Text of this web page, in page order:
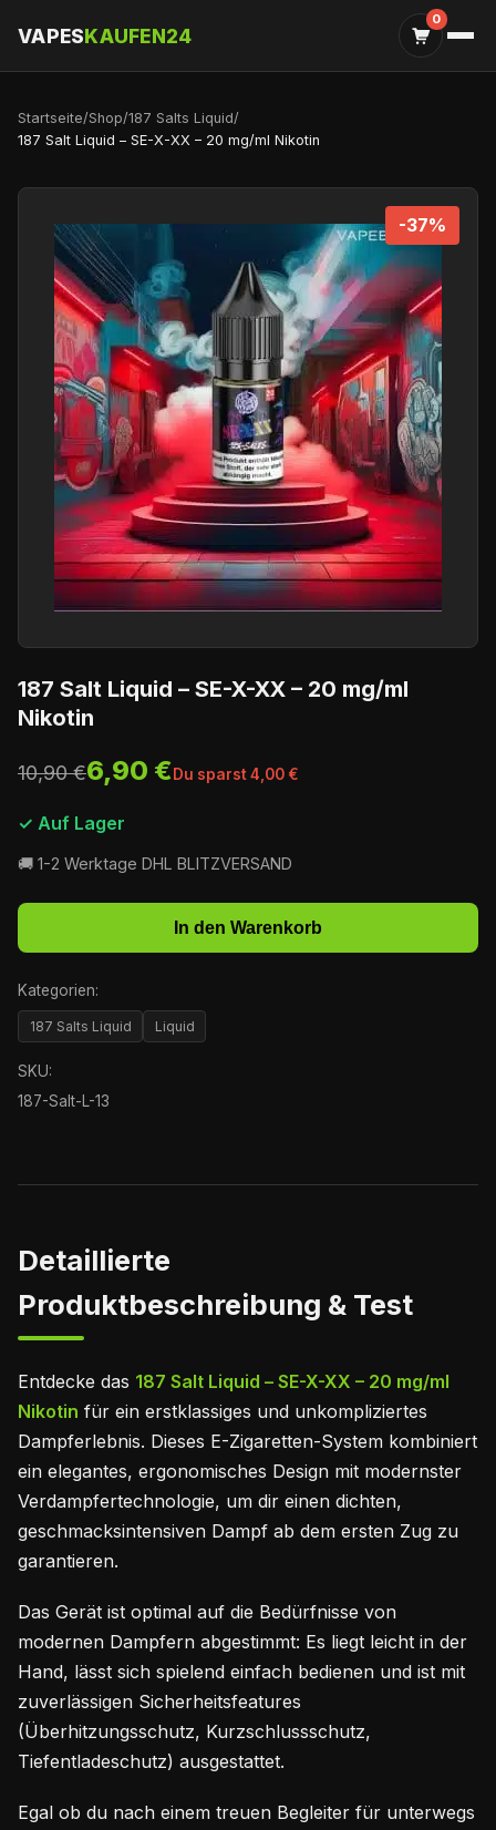
VAPESKAUFEN24
0
Startseite/Shop/187 Salts Liquid/
187 Salt Liquid – SE-X-XX – 20 mg/ml Nikotin
-37%
187 Salt Liquid – SE-X-XX – 20 mg/ml
Nikotin
10,90 €6,90 €Du sparst 4,00 €
✓ Auf Lager
🚚 1-2 Werktage DHL BLITZVERSAND
In den Warenkorb
Kategorien:
187 Salts Liquid Liquid
SKU:
187-Salt-L-13
Detaillierte
Produktbeschreibung & Test
Entdecke das 187 Salt Liquid – SE-X-XX – 20 mg/ml
Nikotin für ein erstklassiges und unkompliziertes
Dampferlebnis. Dieses E-Zigaretten-System kombiniert
ein elegantes, ergonomisches Design mit modernster
Verdampfertechnologie, um dir einen dichten,
geschmacksintensiven Dampf ab dem ersten Zug zu
garantieren.
Das Gerät ist optimal auf die Bedürfnisse von
modernen Dampfern abgestimmt: Es liegt leicht in der
Hand, lässt sich spielend einfach bedienen und ist mit
zuverlässigen Sicherheitsfeatures
(Überhitzungsschutz, Kurzschlussschutz,
Tiefentladeschutz) ausgestattet.
Egal ob du nach einem treuen Begleiter für unterwegs